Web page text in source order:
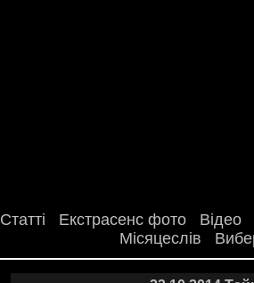
Статті Екстрасенс фото Відео
Місяцеслів